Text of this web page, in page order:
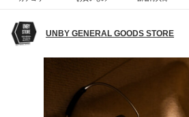
UNBY GENERAL GOODS STORE